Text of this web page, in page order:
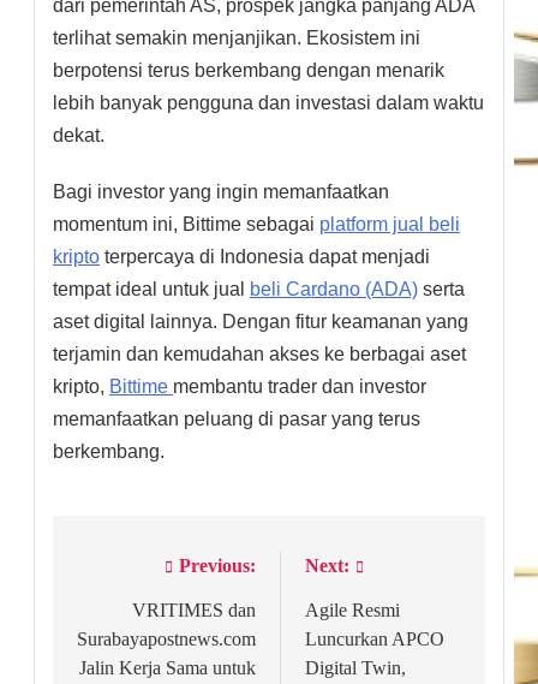
dari pemerintah AS, prospek jangka panjang ADA
terlihat semakin menjanjikan. Ekosistem ini
berpotensi terus berkembang dengan menarik
lebih banyak pengguna dan investasi dalam waktu
dekat.
Bagi investor yang ingin memanfaatkan
momentum ini, Bittime sebagai platform jual beli
kripto terpercaya di Indonesia dapat menjadi
tempat ideal untuk jual
beli Cardano (ADA) serta
aset digital lainnya. Dengan fitur keamanan yang
terjamin dan kemudahan akses ke berbagai aset
kripto, Bittime membantu trader dan investor
memanfaatkan peluang di pasar yang terus
berkembang.
navigation
Previous:
VRITIMES dan
Surabayapostnews.com
Jalin Kerja Sama untuk
Next:
Agile Resmi
Luncurkan APCO
Digital Twin,